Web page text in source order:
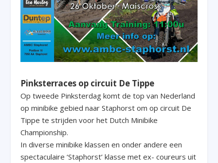
Pinksterraces op circuit De Tippe
Op tweede Pinksterdag komt de top van Nederland
op minibike gebied naar Staphorst om op circuit De
Tippe te strijden voor het Dutch Minibike
Championship.
In diverse minibike klassen en onder andere een
spectaculaire ‘Staphorst’ klasse met ex- coureurs uit